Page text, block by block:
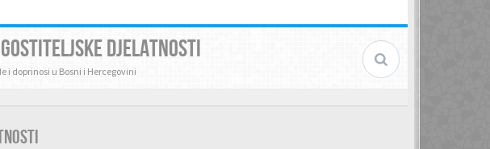
DJELATNOSTI
doprinosi u Bosni i Hercegovini